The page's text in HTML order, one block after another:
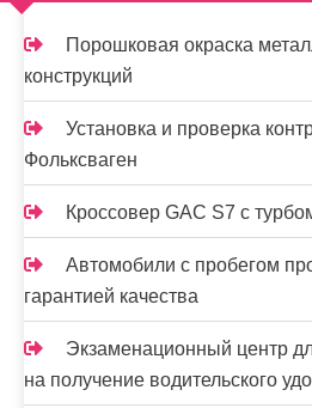
Порошковая окраска
конструкций
Установка и проверка
Фольксваген
Кроссовер GAC S7 с
Автомобили с пробегом
гарантией качества
Экзаменационный центр
на получение водительского